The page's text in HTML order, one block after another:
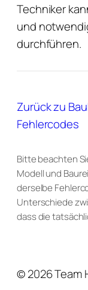
Techniker
und
durchführen.
Zurück zu
Fehlercodes
Bitte beachten
Modell und
derselbe
Unterschiede
dass die
© 2026 Team